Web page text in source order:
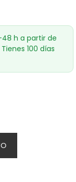
h a partir de
100 días